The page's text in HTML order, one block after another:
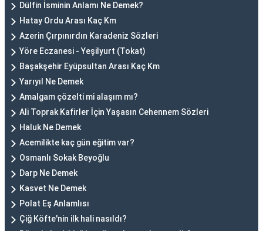
Dülfin İsminin Anlamı Ne Demek?
Hatay Ordu Arası Kaç Km
Azerin Çırpınırdın Karadeniz Sözleri
Yöre Eczanesi - Yeşilyurt (Tokat)
Başakşehir Eyüpsultan Arası Kaç Km
Yarıyıl Ne Demek
Amalgam çözelti mi alaşım mı?
Ali Toprak Kafirler İçin Yaşasın Cehennem Sözleri
Haluk Ne Demek
Acemilikte kaç gün eğitim var?
Osmanlı Sokak Beyoğlu
Darp Ne Demek
Kasvet Ne Demek
Polat Eş Anlamlısı
Çiğ Köfte'nin ilk hali nasıldı?